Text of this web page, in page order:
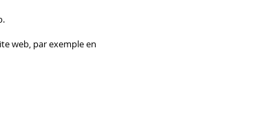
web, par exemple en